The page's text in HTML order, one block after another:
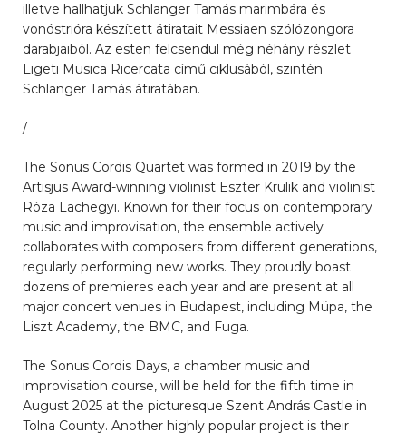
illetve hallhatjuk Schlanger Tamás marimbára és
vonóstrióra készített átiratait Messiaen szólózongora
darabjaiból. Az esten felcsendül még néhány részlet
Ligeti Musica Ricercata című ciklusából, szintén
Schlanger Tamás átiratában.
/
The Sonus Cordis Quartet was formed in 2019 by the
Artisjus Award-winning violinist Eszter Krulik and violinist
Róza Lachegyi. Known for their focus on contemporary
music and improvisation, the ensemble actively
collaborates with composers from different generations,
regularly performing new works. They proudly boast
dozens of premieres each year and are present at all
major concert venues in Budapest, including Müpa, the
Liszt Academy, the BMC, and Fuga.
The Sonus Cordis Days, a chamber music and
improvisation course, will be held for the fifth time in
August 2025 at the picturesque Szent András Castle in
Tolna County. Another highly popular project is their